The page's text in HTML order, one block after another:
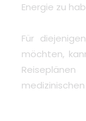
Energie zu
Für
möchten,